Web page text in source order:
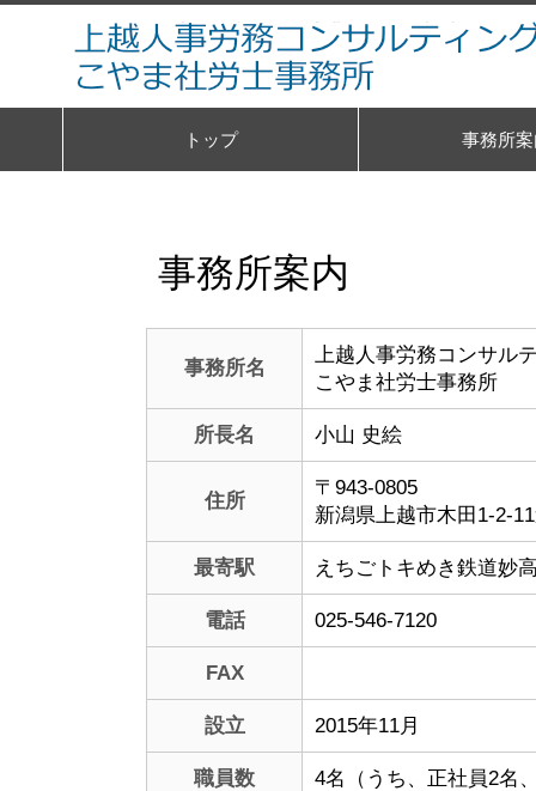
トップ 事務所
事務所案内
事務所名
上越人事労務コンサル
こやま社労士事務所
所長名 小山 史絵
住所
〒943-0805
新潟県上越市木田1-2-
最寄駅 えちごトキめき鉄道妙
電話 025-546-7120
FAX
設立 2015年11月
職員数 4名（うち、正社員2名